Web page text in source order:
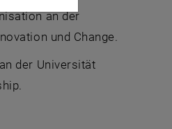
an der
und Change.
der Universität